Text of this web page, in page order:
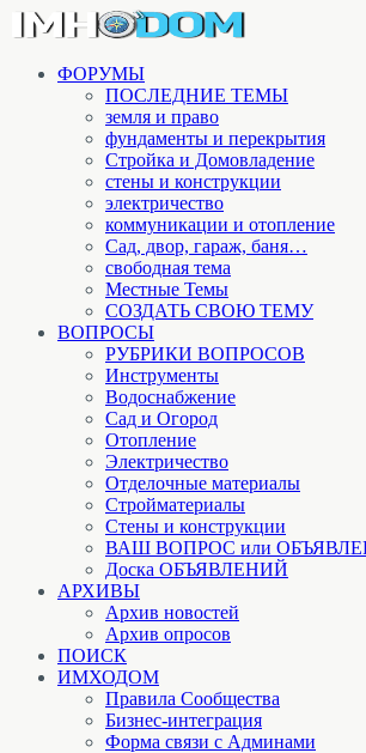
ФОРУМЫ
ПОСЛЕДНИЕ ТЕМЫ
земля и право
фундаменты и перекрытия
Стройка и Домовладение
стены и конструкции
электричество
коммуникации и отопление
Cад, двор, гараж, баня…
свободная тема
Местные Темы
СОЗДАТЬ СВОЮ ТЕМУ
ВОПРОСЫ
РУБРИКИ ВОПРОСОВ
Инструменты
Водоснабжение
Сад и Огород
Отопление
Электричество
Отделочные материалы
Стройматериалы
Стены и конструкции
ВАШ ВОПРОС или
Доска ОБЪЯВЛЕНИЙ
АРХИВЫ
Архив новостей
Архив опросов
ПОИСК
ИМХОДОМ
Правила Сообщества
Бизнес-интеграция
Форма связи с Админами